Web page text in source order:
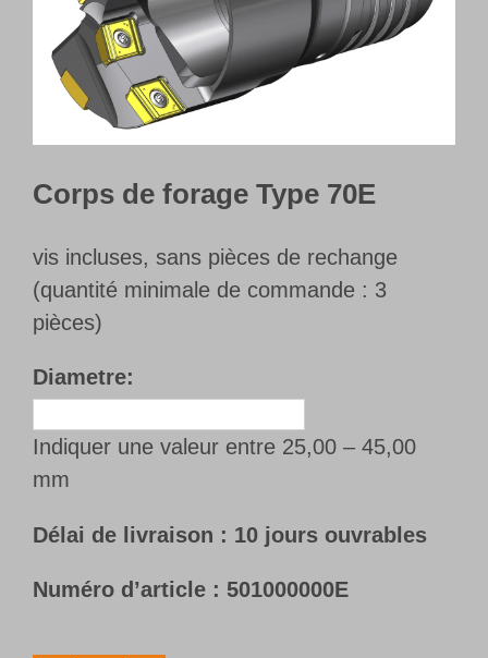
Français
Corps de forage Type 70E
vis incluses, sans pièces de rechange
(quantité minimale de commande : 3
pièces)
Diametre:
Indiquer une valeur entre 25,00 – 45,00
mm
Délai de livraison : 10 jours ouvrables
Numéro d’article : 501000000E